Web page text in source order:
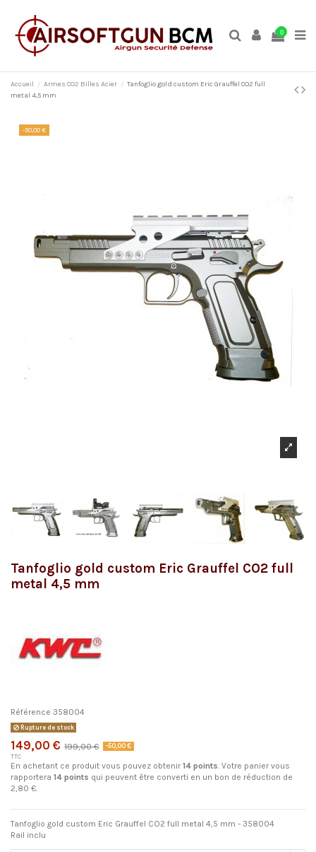
0
Accueil Armes CO2 Billes Acier
Tanfoglio gold custom Eric Grauffel CO2 full
metal 4,5 mm
-50,00 €
Tanfoglio gold custom Eric Grauffel CO2 full
metal 4,5 mm
Référence 358004
Rupture de stock
149,00 € 199,00 € -50,00 €
TTC
En achetant ce produit vous pouvez obtenir 14 points . Votre panier vous
rapportera 14 points qui peuvent être converti en un bon de réduction de
2,80 €
Tanfoglio gold custom Eric Grauffel CO2 full metal 4,5 mm - 358004
Rail inclu